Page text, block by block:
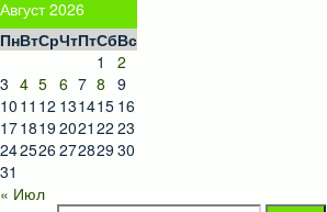
Август 2026
ПнВтСрЧтПтСбВс
1
2
3 4 5 6 7 8 9
10 11 12 131415 16
171819 2021 22 23
242526 272829 30
31
« Июл